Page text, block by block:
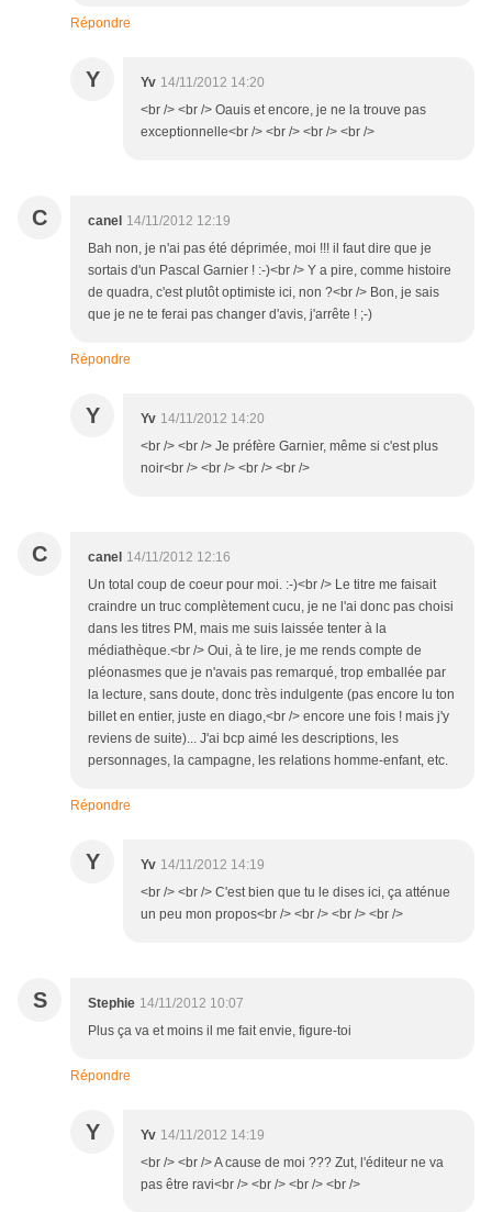
Répondre
Y Yv 14/11/2012 14:20
<br /> <br /> Oauis et encore, je ne la trouve pas
exceptionnelle<br /> <br /> <br /> <br />
C canel 14/11/2012 12:19
Bah non, je n'ai pas été déprimée, moi !!! il faut dire que je
sortais d'un Pascal Garnier ! :-)<br /> Y a pire, comme histoire
de quadra, c'est plutôt optimiste ici, non ?<br /> Bon, je sais
que je ne te ferai pas changer d'avis, j'arrête ! ;-)
Répondre
Y Yv 14/11/2012 14:20
<br /> <br /> Je préfère Garnier, même si c'est plus
noir<br /> <br /> <br /> <br />
C canel 14/11/2012 12:16
Un total coup de coeur pour moi. :-)<br /> Le titre me faisait
craindre un truc complètement cucu, je ne l'ai donc pas choisi
dans les titres PM, mais me suis laissée tenter à la
médiathèque.<br /> Oui, à te lire, je me rends compte de
pléonasmes que je n'avais pas remarqué, trop emballée par
la lecture, sans doute, donc très indulgente (pas encore lu ton
billet en entier, juste en diago,<br /> encore une fois ! mais j'y
reviens de suite)... J'ai bcp aimé les descriptions, les
personnages, la campagne, les relations homme-enfant, etc.
Répondre
Y Yv 14/11/2012 14:19
<br /> <br /> C'est bien que tu le dises ici, ça atténue
un peu mon propos<br /> <br /> <br /> <br />
S Stephie 14/11/2012 10:07
Plus ça va et moins il me fait envie, figure-toi
Répondre
Y Yv 14/11/2012 14:19
<br /> <br /> A cause de moi ??? Zut, l'éditeur ne va
pas être ravi<br /> <br /> <br /> <br />